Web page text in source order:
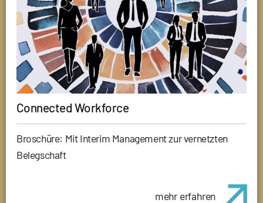
Connected Workforce
Broschüre: Mit Interim Management zur vernetzten
Belegschaft
mehr erfahren